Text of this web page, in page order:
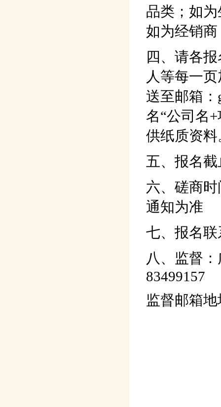
品类；如
如为经销
四、请各
人等每一
送至邮箱：
名“公司名
供纸质资料
五、报名截
六、磋商
通知为准
七、报名
八、监督
83499157
监督邮箱